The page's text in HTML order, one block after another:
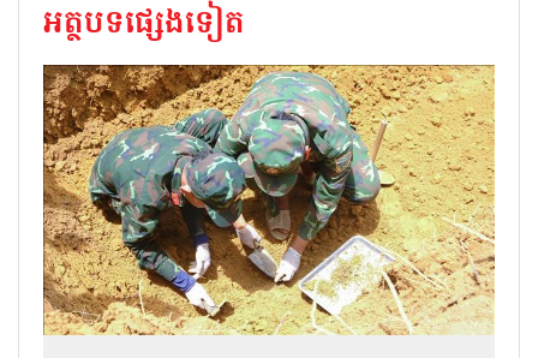
អត្ថបទផ្សេងទៀត